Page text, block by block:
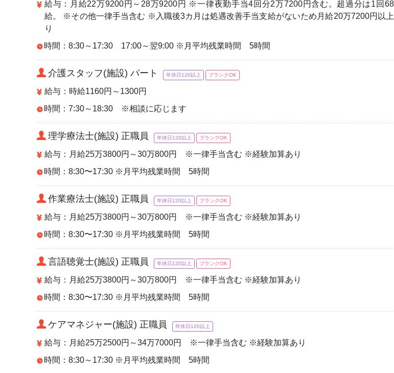
給与：月給22万9200円～28万9200円 ※一律夜勤手当4回分2万7200円含む。超過分は1回
給。 ※その他一律手当含む ※入職後3カ月は処遇改善手当支給がないため月給20万7200円以
り
時間：8:30～17:30 17:00～翌9:00 ※月平均残業時間 5時間
介護スタッフ(施設) パート 年休日120以上 ブランクOK
給与：時給1160円～1300円
時間：7:30～18:30 ※相談に応じます
理学療法士(施設) 正職員 年休日120以上 ブランクOK
給与：月給25万3800円～30万800円 ※一律手当含む ※経験加算あり
時間：8:30〜17:30 ※月平均残業時間 5時間
作業療法士(施設) 正職員 年休日120以上 ブランクOK
給与：月給25万3800円～30万800円 ※一律手当含む ※経験加算あり
時間：8:30〜17:30 ※月平均残業時間 5時間
言語聴覚士(施設) 正職員 年休日120以上 ブランクOK
給与：月給25万3800円～30万800円 ※一律手当含む ※経験加算あり
時間：8:30〜17:30 ※月平均残業時間 5時間
ケアマネジャー(施設) 正職員 年休日120以上
給与：月給25万2500円～34万7000円 ※一律手当含む ※経験加算あり
時間：8:30～17:30 ※月平均残業時間 5時間